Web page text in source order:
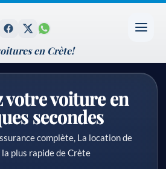
votre voiture en
secondes
complète, La location de
plus rapide de Crète
en Crète!